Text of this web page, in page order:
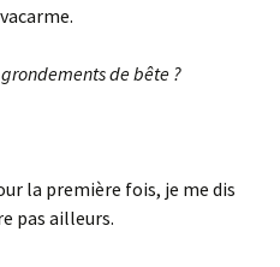
de bête ?
la première fois, je me dis
pas ailleurs.